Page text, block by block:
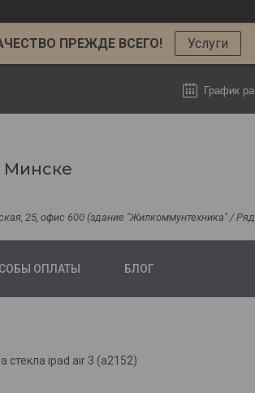
ПРЕЖДЕ ВСЕГО! Услуги
График
Минске
25, офис 600 (здание "Жилкоммунтехника" /
ОПЛАТЫ БЛОГ
стекла ipad air 3 (a2152)